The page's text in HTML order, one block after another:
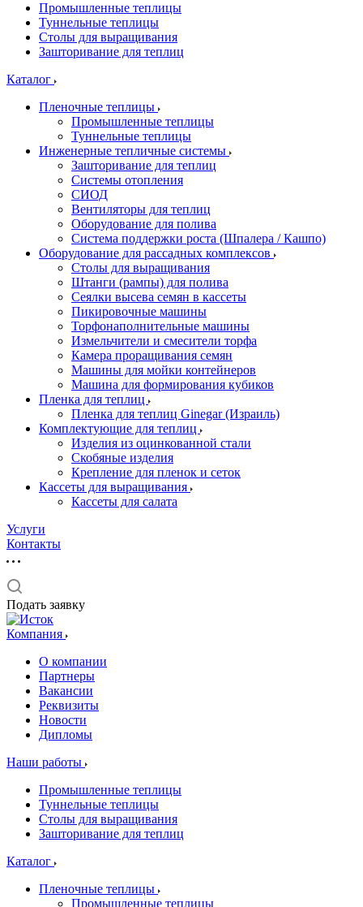
Промышленные теплицы
Туннельные теплицы
Столы для выращивания
Зашторивание для теплиц
Каталог
Пленочные теплицы
Промышленные теплицы
Туннельные теплицы
Инженерные тепличные системы
Зашторивание для теплиц
Системы отопления
СИОД
Вентиляторы для теплиц
Оборудование для полива
Система поддержки роста (Шпалера / Кашпо)
Оборудование для рассадных комплексов
Столы для выращивания
Штанги (рампы) для полива
Сеялки высева семян в кассеты
Пикировочные машины
Торфонаполнительные машины
Измельчители и смесители торфа
Камера проращивания семян
Машины для мойки контейнеров
Машина для формирования кубиков
Пленка для теплиц
Пленка для теплиц Ginegar (Израиль)
Комплектующие для теплиц
Изделия из оцинкованной стали
Скобяные изделия
Крепление для пленок и сеток
Кассеты для выращивания
Кассеты для салата
Услуги
Контакты
Подать заявку
Компания
О компании
Партнеры
Вакансии
Реквизиты
Новости
Дипломы
Наши работы
Промышленные теплицы
Туннельные теплицы
Столы для выращивания
Зашторивание для теплиц
Каталог
Пленочные теплицы
Промышленные теплицы